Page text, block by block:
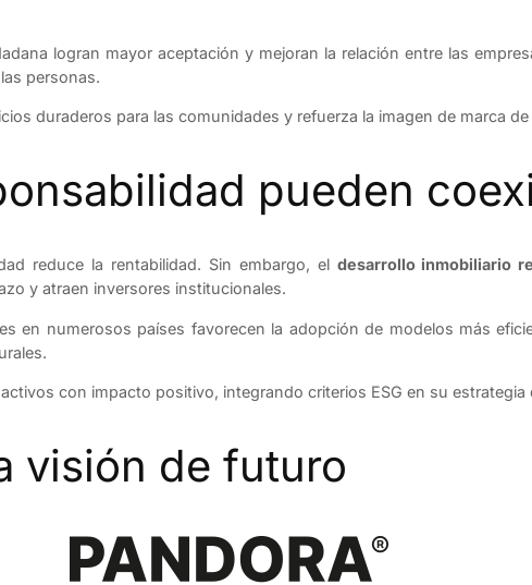
logran mayor aceptación y mejoran la relación entre las
personas.
duraderos para las comunidades y refuerza la imagen de marca
pueden
reduce la rentabilidad. Sin embargo, el desarrollo inmobiliario
y atraen inversores institucionales.
en numerosos países favorecen la adopción de modelos más
con impacto positivo, integrando criterios ESG en su estrategia
visión de futuro